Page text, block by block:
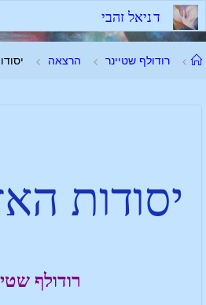
דניאל זהבי
רודולף שטיינר הרצאה
יסודות
רודולף